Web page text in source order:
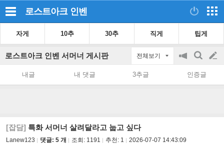
로스트아크 인벤
자게 10추 30추 직게 팁게
로스트아크 인벤 서머너 게시판 전체보기
공
on/off
검
색
글
쓰
내글 내 댓글 3추글 인증글
[잡담] 특화 서머너 살려달라고 눕고 싶다
Lanew123 댓글: 5 개 조회: 1191 추천: 1 2026-07-07 14:43:09